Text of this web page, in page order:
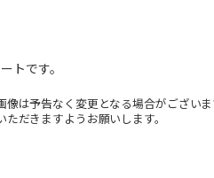
トです。
は予告なく変更となる場合がござい
だきますようお願いします。